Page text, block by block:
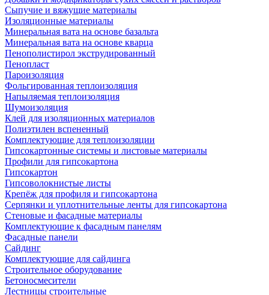
Сыпучие и вяжущие материалы
Изоляционные материалы
Минеральная вата на основе базальта
Минеральная вата на основе кварца
Пенополистирол экструдированный
Пенопласт
Пароизоляция
Фольгированная теплоизоляция
Напыляемая теплоизоляция
Шумоизоляция
Клей для изоляционных материалов
Полиэтилен вспененный
Комплектующие для теплоизоляции
Гипсокартонные системы и листовые материалы
Профили для гипсокартона
Гипсокартон
Гипсоволокнистые листы
Крепёж для профиля и гипсокартона
Серпянки и уплотнительные ленты для гипсокартона
Стеновые и фасадные материалы
Комплектующие к фасадным панелям
Фасадные панели
Сайдинг
Комплектующие для сайдинга
Строительное оборудование
Бетоносмесители
Лестницы строительные